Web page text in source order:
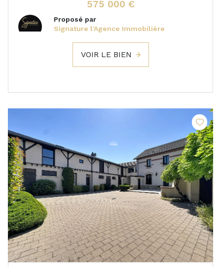
575 000 €
Proposé par
Signature l'Agence Immobilière
VOIR LE BIEN